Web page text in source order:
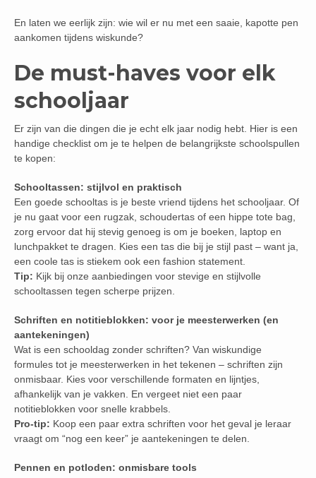
En laten we eerlijk zijn: wie wil er nu met een saaie, kapotte pen
aankomen tijdens wiskunde?
De must-haves voor elk
schooljaar
Er zijn van die dingen die je echt elk jaar nodig hebt. Hier is een
handige checklist om je te helpen de belangrijkste schoolspullen
te kopen:
Schooltassen: stijlvol en praktisch
Een goede schooltas is je beste vriend tijdens het schooljaar. Of
je nu gaat voor een rugzak, schoudertas of een hippe tote bag,
zorg ervoor dat hij stevig genoeg is om je boeken, laptop en
lunchpakket te dragen. Kies een tas die bij je stijl past – want ja,
een coole tas is stiekem ook een fashion statement.
Tip: Kijk bij onze aanbiedingen voor stevige en stijlvolle
schooltassen tegen scherpe prijzen.
Schriften en notitieblokken: voor je meesterwerken (en
aantekeningen)
Wat is een schooldag zonder schriften? Van wiskundige
formules tot je meesterwerken in het tekenen – schriften zijn
onmisbaar. Kies voor verschillende formaten en lijntjes,
afhankelijk van je vakken. En vergeet niet een paar
notitieblokken voor snelle krabbels.
Pro-tip: Koop een paar extra schriften voor het geval je leraar
vraagt om “nog een keer” je aantekeningen te delen.
Pennen en potloden: onmisbare tools